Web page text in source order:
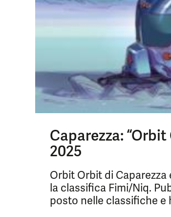
Caparezza:
2025
Orbit Orbit di
la classifica Fimi/Niq.
posto nelle classifiche e